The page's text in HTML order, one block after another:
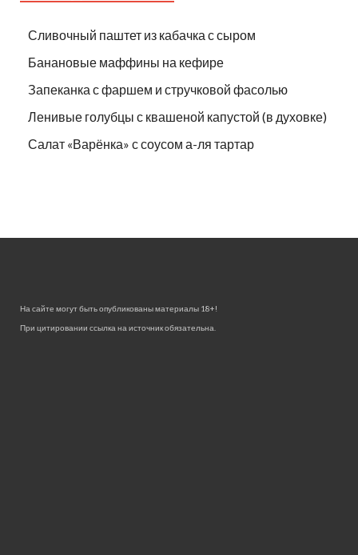
Сливочный паштет из кабачка с сыром
Банановые маффины на кефире
Запеканка с фаршем и стручковой фасолью
Ленивые голубцы с квашеной капустой (в духовке)
Салат «Варёнка» с соусом а-ля тартар
На сайте могут быть опубликованы материалы 18+!
При цитировании ссылка на источник обязательна.